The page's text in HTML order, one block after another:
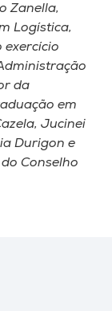
Zanella,
Logística,
exercício
da
em
Jucinei
Durigon e
Conselho